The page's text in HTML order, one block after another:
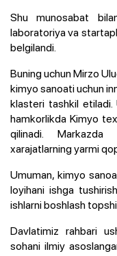
Shu munosabat
laboratoriya va
belgilandi.
Buning uchun Mirzo
kimyo sanoati uchun
klasteri tashkil
hamkorlikda Kimyo
qilinadi.
xarajatlarning yarmi
Umuman, kimyo
loyihani ishga
ishlarni boshlash
Davlatimiz rahbari
sohani ilmiy